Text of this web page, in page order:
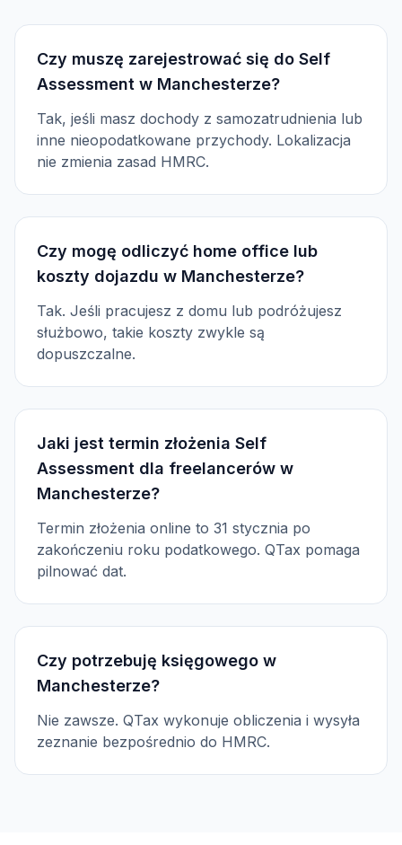
Czy muszę zarejestrować się do Self
Assessment w Manchesterze?
Tak, jeśli masz dochody z samozatrudnienia lub
inne nieopodatkowane przychody. Lokalizacja
nie zmienia zasad HMRC.
Czy mogę odliczyć home office lub
koszty dojazdu w Manchesterze?
Tak. Jeśli pracujesz z domu lub podróżujesz
służbowo, takie koszty zwykle są
dopuszczalne.
Jaki jest termin złożenia Self
Assessment dla freelancerów w
Manchesterze?
Termin złożenia online to 31 stycznia po
zakończeniu roku podatkowego. QTax pomaga
pilnować dat.
Czy potrzebuję księgowego w
Manchesterze?
Nie zawsze. QTax wykonuje obliczenia i wysyła
zeznanie bezpośrednio do HMRC.